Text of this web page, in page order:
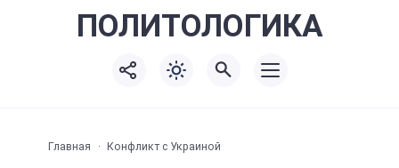
ПОЛИТОЛОГИКА
Главная Конфликт с Украиной